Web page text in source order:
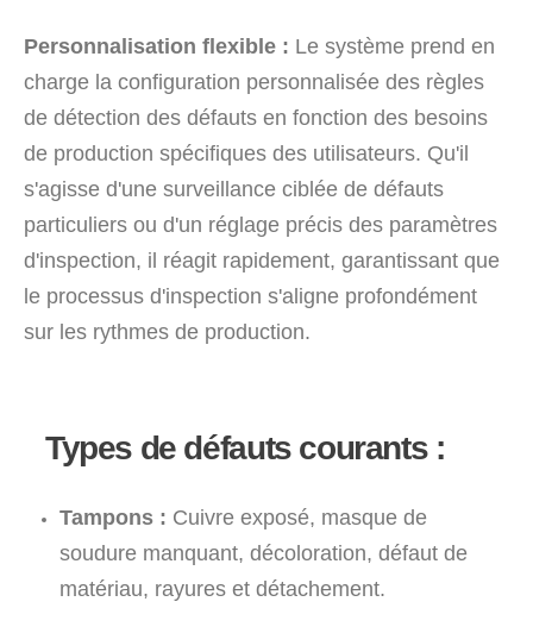
Personnalisation flexible : Le système prend en
charge la configuration personnalisée des règles
de détection des défauts en fonction des besoins
de production spécifiques des utilisateurs. Qu'il
s'agisse d'une surveillance ciblée de défauts
particuliers ou d'un réglage précis des paramètres
d'inspection, il réagit rapidement, garantissant que
le processus d'inspection s'aligne profondément
sur les rythmes de production.
Types de défauts courants :
Tampons : Cuivre exposé, masque de
soudure manquant, décoloration, défaut de
matériau, rayures et détachement.